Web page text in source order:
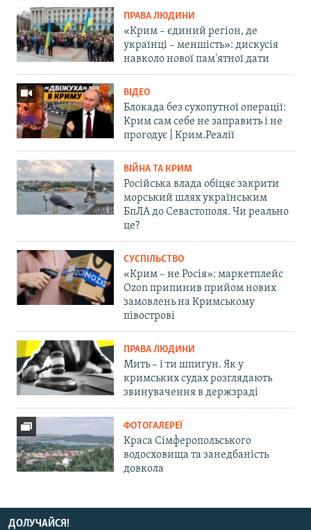
ПРАВА ЛЮДИНИ
«Крим – єдиний регіон, де
українці – меншість»: дискусія
навколо нової пам'ятної дати
ВІДЕО
Блокада без сухопутної операції:
Крим сам себе не заправить і не
прогодує | Крим.Реалії
ВІЙНА ТА КРИМ
Російська влада обіцяє закрити
морський шлях українським
БпЛА до Севастополя. Чи реально
це?
СУСПІЛЬСТВО
«Крим – не Росія»: маркетплейс
Ozon припинив прийом нових
замовлень на Кримському
півострові
ПРАВА ЛЮДИНИ
Мить – і ти шпигун. Як у
кримських судах розглядають
звинувачення в держзраді
ФОТОГАЛЕРЕЇ
Краса Сімферопольського
водосховища та занедбаність
довкола
ДОЛУЧАЙСЯ!